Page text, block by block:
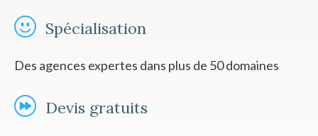
Spécialisation
Des agences expertes dans plus de 50 domaines
Devis gratuits